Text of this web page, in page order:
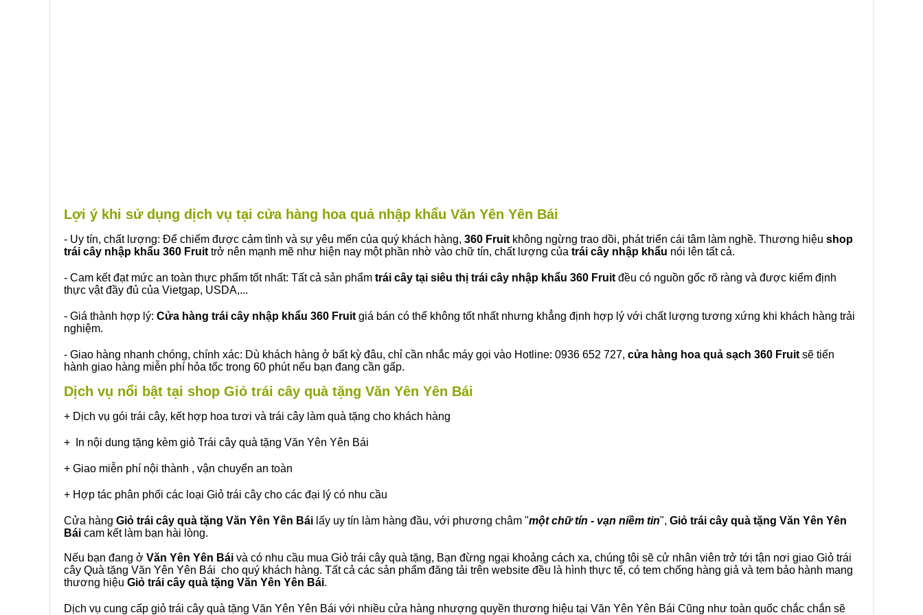
Lợi ý khi sử dụng dịch vụ tại cửa hàng hoa quả nhập khẩu Văn Yên Yên Bái
- Uy tín, chất lượng: Để chiếm được cảm tình và sự yêu mến của quý khách hàng, 360 Fruit không ngừng trao dồi, phát triển cái tâm làm nghề. Thương hiệu shop
trái cây nhập khẩu 360 Fruit trở nên mạnh mẽ như hiện nay một phần nhờ vào chữ tín, chất lượng của trái cây nhập khẩu nói lên tất cả.
- Cam kết đạt mức an toàn thực phẩm tốt nhất: Tất cả sản phẩm trái cây tại siêu thị trái cây nhập khẩu 360 Fruit đều có nguồn gốc rõ ràng và được kiểm định
thực vật đầy đủ của Vietgap, USDA,...
- Giá thành hợp lý: Cửa hàng trái cây nhập khẩu 360 Fruit giá bán có thể không tốt nhất nhưng khẳng định hợp lý với chất lượng tương xứng khi khách hàng trải
nghiệm.
- Giao hàng nhanh chóng, chính xác: Dù khách hàng ở bất kỳ đâu, chỉ cần nhắc máy gọi vào Hotline: 0936 652 727, cửa hàng hoa quả sạch 360 Fruit sẽ tiến
hành giao hàng miễn phí hỏa tốc trong 60 phút nếu bạn đang cần gấp.
Dịch vụ nổi bật tại shop Giỏ trái cây quà tặng Văn Yên Yên Bái
+ Dịch vụ gói trái cây, kết hợp hoa tươi và trái cây làm quà tặng cho khách hàng
+ In nội dung tặng kèm giỏ Trái cây quà tặng Văn Yên Yên Bái
+ Giao miễn phí nội thành , vận chuyển an toàn
+ Hợp tác phân phối các loại Giỏ trái cây cho các đại lý có nhu cầu
Cửa hàng Giỏ trái cây quà tặng Văn Yên Yên Bái lấy uy tín làm hàng đầu, với phương châm "một chữ tín - vạn niềm tin", Giỏ trái cây quà tặng Văn Yên Yên
Bái cam kết làm bạn hài lòng.
Nếu bạn đang ở Văn Yên Yên Bái và có nhu cầu mua Giỏ trái cây quà tặng, Bạn đừng ngại khoảng cách xa, chúng tôi sẽ cử nhân viên trở tới tận nơi giao Giỏ trái
cây Quà tặng Văn Yên Yên Bái cho quý khách hàng. Tất cả các sản phẩm đăng tải trên website đều là hình thực tế, có tem chống hàng giả và tem bảo hành mang
thương hiệu Giỏ trái cây quà tặng Văn Yên Yên Bái.
Dịch vụ cung cấp giỏ trái cây quà tặng Văn Yên Yên Bái với nhiều cửa hàng nhượng quyền thương hiệu tại Văn Yên Yên Bái Cũng như toàn quốc chắc chắn sẽ